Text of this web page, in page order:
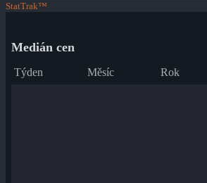
StatTrak™
Medián cen
Týden Měsíc Rok